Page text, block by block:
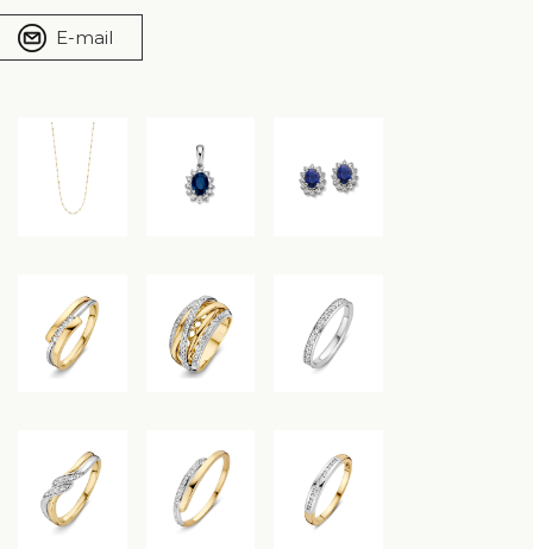
E-mail